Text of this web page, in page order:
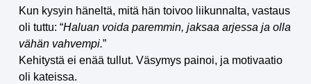
Kun kysyin häneltä, mitä hän toivoo liikunnalta, vastaus
oli tuttu: “Haluan voida paremmin, jaksaa arjessa ja olla
vähän vahvempi.”
Kehitystä ei enää tullut. Väsymys painoi, ja motivaatio
oli kateissa.